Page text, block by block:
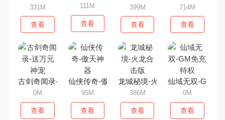
331M
查看
111M
查看
399M
查看
714M
查看
古剑奇闻录-送万元神宠
0M
查看
仙侠传奇-傲天神器
95M
查看
龙城秘境-火龙合击版
386M
查看
仙域无双-GM免
0M
查看